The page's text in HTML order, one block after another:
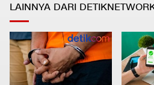
LAINNYA DARI